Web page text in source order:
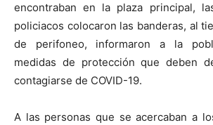
encontraban en la plaza principal,
policiacos colocaron las banderas, al
de perifoneo, informaron a la
medidas de protección que deben
contagiarse de COVID-19.
A las personas que se acercaban a